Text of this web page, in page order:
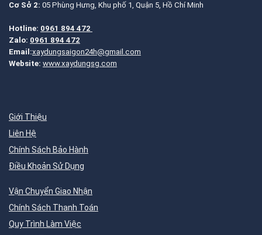
Cơ Sở 2: 05 Phùng Hưng, Khu phố 1, Quận 5, Hồ Chí Minh
Hotline: 0961 894 472
Zalo: 0961 894 472
Email:xaydungsaigon24h@gmail.com
Website: www.xaydungsg.com
Giới Thiệu
Liên Hệ
Chính Sách Bảo Hành
Điều Khoản Sử Dụng
Vận Chuyển Giao Nhận
Chính Sách Thanh Toán
Quy Trình Làm Việc